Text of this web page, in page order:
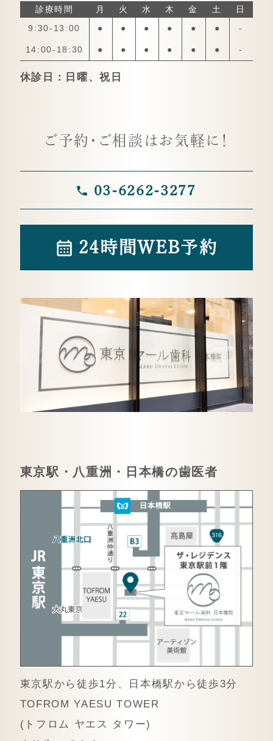
診療時間 月 火 水 木 金 土
日
9:30-13:00
● ● ● ● ● ● -
14:00-18:30 ● ● ● ● ● ● -
休診日：日曜、祝日
ご予約・ご相談はお気軽に！
03-6262-3277
24時間WEB予約
東京駅・八重洲・日本橋の歯医者
東京駅から徒歩1分、日本橋駅から徒歩3分
TOFROM YAESU TOWER
(トフロム ヤエス タワー)